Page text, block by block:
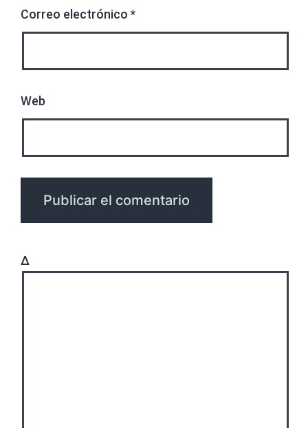
Correo electrónico *
Web
Δ